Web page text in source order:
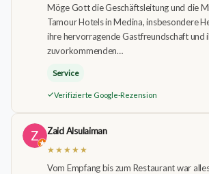
Möge Gott die Geschäftsleitung und die
Tamour Hotels in Medina, insbesondere
ihre hervorragende Gastfreundschaft und
zuvorkommenden…
Service
Verifizierte Google-Rezension
Zaid Alsulaiman
★★★★★
Vom Empfang bis zum Restaurant war